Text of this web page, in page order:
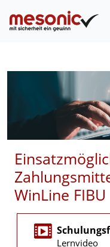
WinLine FIBU
Lernvideo